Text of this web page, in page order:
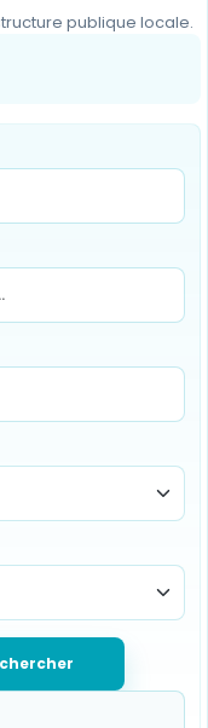
publique locale.